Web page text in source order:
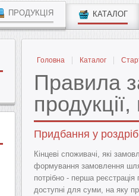
ПРОДУКЦІЯ КАТАЛОГ
Головна Каталог
Правила
Придбання у роздріб
Кінцеві споживачі, які
формування замовлення
потрібно - перша
доступні для суми, на яку